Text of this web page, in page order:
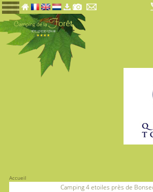
Accueil
Camping 4 etoiles près de